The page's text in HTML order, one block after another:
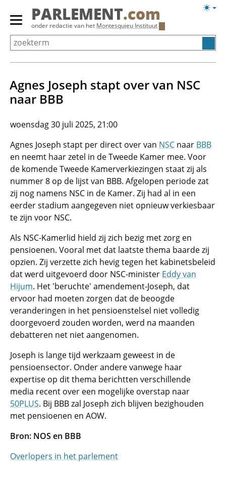
Overslaan
Primair
menu
tonen/verbergen
PARLEMENT.com
onder redactie van het Montesquieu Instituut
Agnes Joseph stapt over van NSC
naar BBB
woensdag 30 juli 2025, 21:00
Agnes Joseph stapt per direct over van NSC naar BBB
en neemt haar zetel in de Tweede Kamer mee. Voor
de komende Tweede Kamerverkiezingen staat zij als
nummer 8 op de lijst van BBB. Afgelopen periode zat
zij nog namens NSC in de Kamer. Zij had al in een
eerder stadium aangegeven niet opnieuw verkiesbaar
te zijn voor NSC.
Als NSC-Kamerlid hield zij zich bezig met zorg en
pensioenen. Vooral met dat laatste thema baarde zij
opzien. Zij verzette zich hevig tegen het kabinetsbeleid
dat werd uitgevoerd door NSC-minister Eddy van
Hijum. Het 'beruchte' amendement-Joseph, dat
ervoor had moeten zorgen dat de beoogde
veranderingen in het pensioenstelsel niet volledig
doorgevoerd zouden worden, werd na maanden
debatteren net niet aangenomen.
Joseph is lange tijd werkzaam geweest in de
pensioensector. Onder andere vanwege haar
expertise op dit thema berichtten verschillende
media recent over een mogelijke overstap naar
50PLUS. Bij BBB zal Joseph zich blijven bezighouden
met pensioenen en AOW.
Bron: NOS en BBB
Overlopers in het parlement